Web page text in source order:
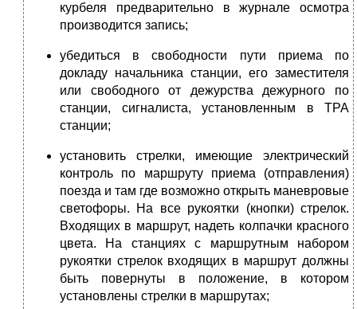
курбеля предварительно в журнале осмотра
производится запись;
убедиться в свободности пути приема по
докладу начальника станции, его заместителя
или свободного от дежурства дежурного по
станции, сигналиста, установленным в ТРА
станции;
установить стрелки, имеющие электрический
контроль по маршруту приема (отправления)
поезда и там где возможно открыть маневровые
светофоры. На все рукоятки (кнопки) стрелок.
Входящих в маршрут, надеть колпачки красного
цвета. На станциях с маршрутным набором
рукоятки стрелок входящих в маршрут должны
быть повернуты в положение, в котором
установлены стрелки в маршрутах;